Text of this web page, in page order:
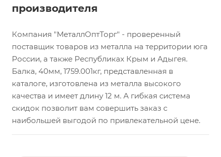
производителя
Компания "МеталлОптТорг" - проверенный
поставщик товаров из металла на территории юга
России, а также Республиках Крым и Адыгея.
Балка, 40мм, 1759.001кг, представленная в
каталоге, изготовлена из металла высокого
качества и имеет длину 12 м. А гибкая система
скидок позволит вам совершить заказ с
наибольшей выгодой по привлекательной цене.